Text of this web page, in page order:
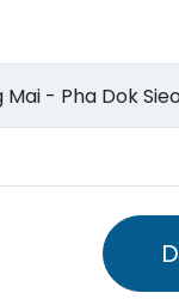
Mai - Pha Dok